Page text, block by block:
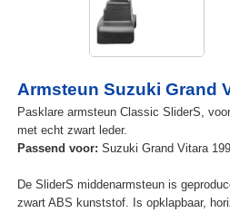
Armsteun Suzuki Grand
Pasklare armsteun Classic SliderS,
met echt zwart leder.
Passend voor: Suzuki Grand Vitara
De SliderS middenarmsteun is
zwart ABS kunststof. Is opklapbaar,